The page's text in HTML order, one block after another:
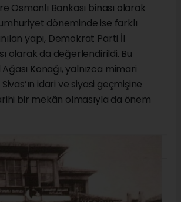
Osmanlı Bankası binası olarak
döneminde ise farklı
yapı, Demokrat Parti İl
olarak da değerlendirildi. Bu
Konağı, yalnızca mimari
idari ve siyasi geçmişine
bir mekân olmasıyla da önem